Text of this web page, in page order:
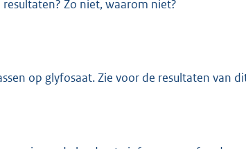
Zo niet, waarom niet?
op glyfosaat. Zie voor de resultaten van